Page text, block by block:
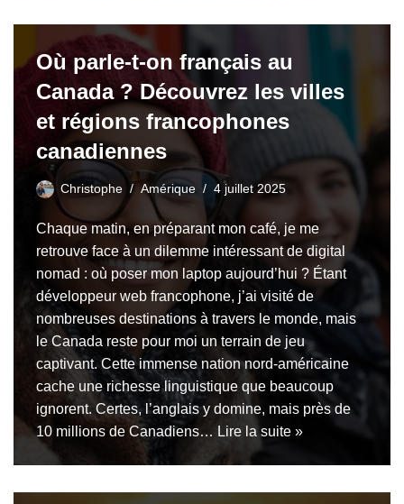
Où parle-t-on français au
Canada ? Découvrez les villes
et régions francophones
canadiennes
Christophe Amérique 4 juillet 2025
Chaque matin, en préparant mon café, je me
retrouve face à un dilemme intéressant de digital
nomad : où poser mon laptop aujourd’hui ? Étant
développeur web francophone, j’ai visité de
nombreuses destinations à travers le monde, mais
le Canada reste pour moi un terrain de jeu
captivant. Cette immense nation nord-américaine
cache une richesse linguistique que beaucoup
ignorent. Certes, l’anglais y domine, mais près de
10 millions de Canadiens… Lire la suite »